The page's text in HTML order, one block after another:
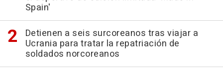
Spain'
Detienen a seis surcoreanos tras viajar a
Ucrania para tratar la repatriación de
soldados norcoreanos